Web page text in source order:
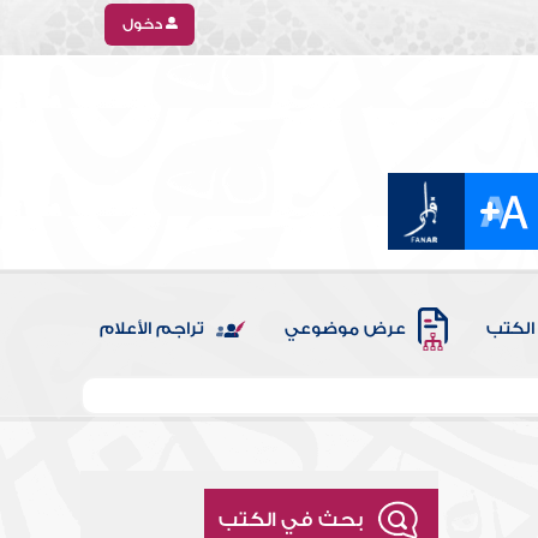
دخول
الكتب عرض موضوعي تراجم الأعلام
بحث في الكتب